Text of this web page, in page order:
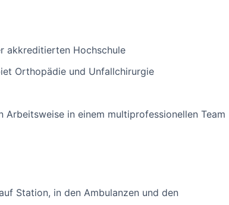
akkreditierten Hochschule
Orthopädie und Unfallchirurgie
in einem multiprofessionellen Team
Station, in den Ambulanzen und den